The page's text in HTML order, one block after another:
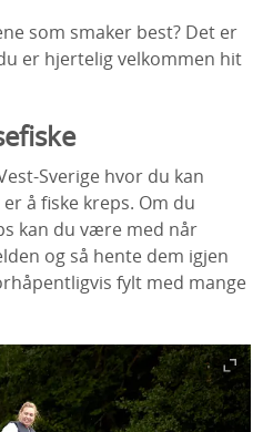
som smaker best? Det er
er hjertelig velkommen hit
Sverige hvor du kan
å fiske kreps. Om du
kan du være med når
og så hente dem igjen
fylt med mange